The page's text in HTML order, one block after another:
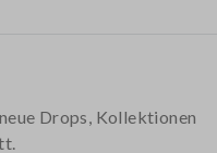
Drops, Kollektionen